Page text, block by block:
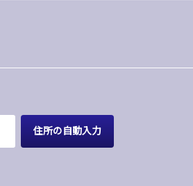
住所の自動入力